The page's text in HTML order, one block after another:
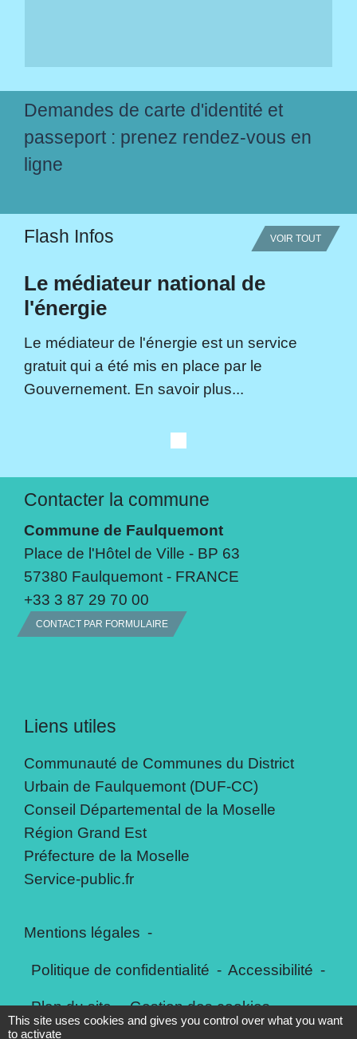
Demandes de carte d'identité et
passeport : prenez rendez-vous en
ligne
Flash Infos VOIR TOUT
Le médiateur national de
l'énergie
Le médiateur de l'énergie est un service
gratuit qui a été mis en place par le
Gouvernement. En savoir plus...
Contacter la commune
Commune de Faulquemont
Place de l'Hôtel de Ville - BP 63
57380 Faulquemont - FRANCE
+33 3 87 29 70 00
CONTACT PAR FORMULAIRE
Liens utiles
Communauté de Communes du District
Urbain de Faulquemont (DUF-CC)
Conseil Départemental de la Moselle
Région Grand Est
Préfecture de la Moselle
Service-public.fr
Mentions légales -
Politique de confidentialité - Accessibilité -
Plan du site - Gestion des cookies
This site uses cookies and gives you control over what you want
to activate